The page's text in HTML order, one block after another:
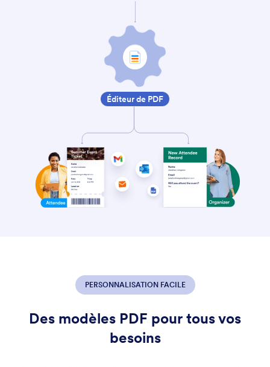
Éditeur de PDF
PERSONNALISATION FACILE
Des modèles PDF pour tous vos
besoins